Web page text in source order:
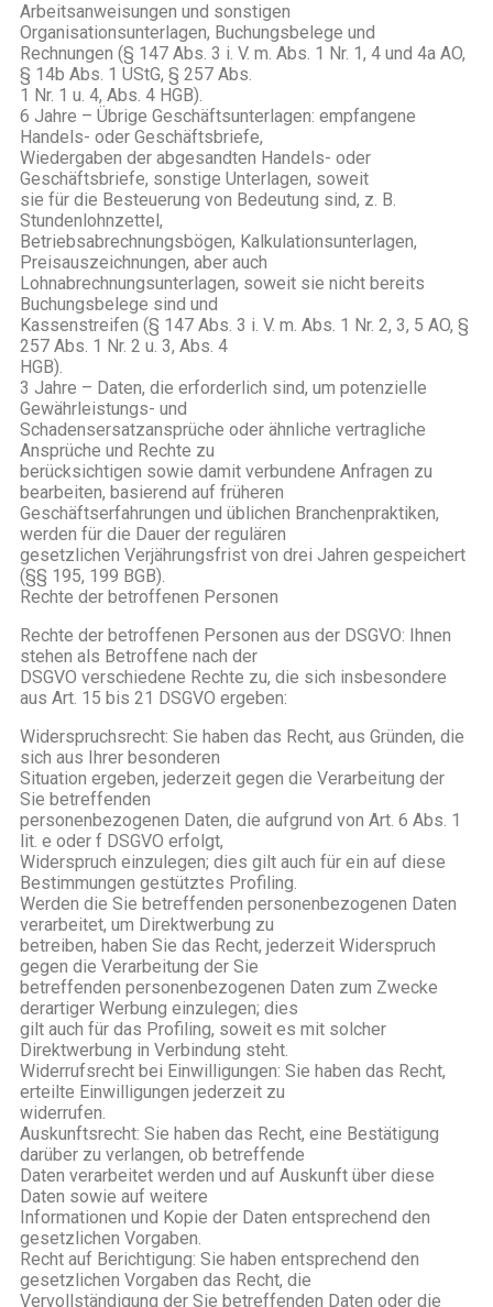
Arbeitsanweisungen und sonstigen
Organisationsunterlagen, Buchungsbelege und
Rechnungen (§ 147 Abs. 3 i. V. m. Abs. 1 Nr. 1, 4 und 4a AO,
§ 14b Abs. 1 UStG, § 257 Abs.
1 Nr. 1 u. 4, Abs. 4 HGB).
6 Jahre – Übrige Geschäftsunterlagen: empfangene
Handels- oder Geschäftsbriefe,
Wiedergaben der abgesandten Handels- oder
Geschäftsbriefe, sonstige Unterlagen, soweit
sie für die Besteuerung von Bedeutung sind, z. B.
Stundenlohnzettel,
Betriebsabrechnungsbögen, Kalkulationsunterlagen,
Preisauszeichnungen, aber auch
Lohnabrechnungsunterlagen, soweit sie nicht bereits
Buchungsbelege sind und
Kassenstreifen (§ 147 Abs. 3 i. V. m. Abs. 1 Nr. 2, 3, 5 AO, §
257 Abs. 1 Nr. 2 u. 3, Abs. 4
HGB).
3 Jahre – Daten, die erforderlich sind, um potenzielle
Gewährleistungs- und
Schadensersatzansprüche oder ähnliche vertragliche
Ansprüche und Rechte zu
berücksichtigen sowie damit verbundene Anfragen zu
bearbeiten, basierend auf früheren
Geschäftserfahrungen und üblichen Branchenpraktiken,
werden für die Dauer der regulären
gesetzlichen Verjährungsfrist von drei Jahren gespeichert
(§§ 195, 199 BGB).
Rechte der betroffenen Personen
Rechte der betroffenen Personen aus der DSGVO: Ihnen
stehen als Betroffene nach der
DSGVO verschiedene Rechte zu, die sich insbesondere
aus Art. 15 bis 21 DSGVO ergeben:
Widerspruchsrecht: Sie haben das Recht, aus Gründen, die
sich aus Ihrer besonderen
Situation ergeben, jederzeit gegen die Verarbeitung der
Sie betreffenden
personenbezogenen Daten, die aufgrund von Art. 6 Abs. 1
lit. e oder f DSGVO erfolgt,
Widerspruch einzulegen; dies gilt auch für ein auf diese
Bestimmungen gestütztes Profiling.
Werden die Sie betreffenden personenbezogenen Daten
verarbeitet, um Direktwerbung zu
betreiben, haben Sie das Recht, jederzeit Widerspruch
gegen die Verarbeitung der Sie
betreffenden personenbezogenen Daten zum Zwecke
derartiger Werbung einzulegen; dies
gilt auch für das Profiling, soweit es mit solcher
Direktwerbung in Verbindung steht.
Widerrufsrecht bei Einwilligungen: Sie haben das Recht,
erteilte Einwilligungen jederzeit zu
widerrufen.
Auskunftsrecht: Sie haben das Recht, eine Bestätigung
darüber zu verlangen, ob betreffende
Daten verarbeitet werden und auf Auskunft über diese
Daten sowie auf weitere
Informationen und Kopie der Daten entsprechend den
gesetzlichen Vorgaben.
Recht auf Berichtigung: Sie haben entsprechend den
gesetzlichen Vorgaben das Recht, die
Vervollständigung der Sie betreffenden Daten oder die